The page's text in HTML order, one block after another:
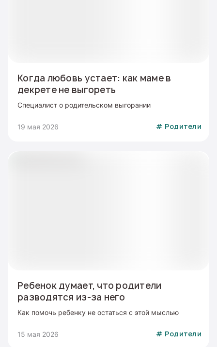
Когда любовь устает: как маме в
декрете не выгореть
Специалист о родительском выгорании
19 мая 2026 # Родители
Ребенок думает, что родители
разводятся из-за него
Как помочь ребенку не остаться с этой мыслью
15 мая 2026 # Родители